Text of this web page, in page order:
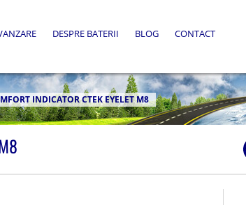
DESPRE BATERII BLOG CONTACT
INDICATOR CTEK EYELET M8